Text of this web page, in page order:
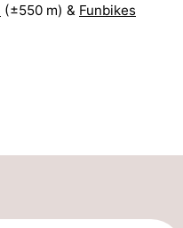
(±550 m) & Funbikes